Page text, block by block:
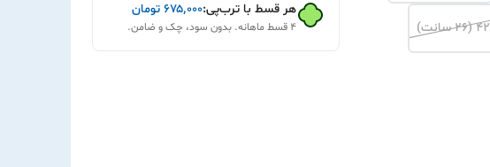
۴۲ (۲۶ سانت)
هر قسط با ترب‌پی:۶۷۵٬۰۰۰ تومان
۴ قسط ماهانه. بدون سود، چک و ضامن.